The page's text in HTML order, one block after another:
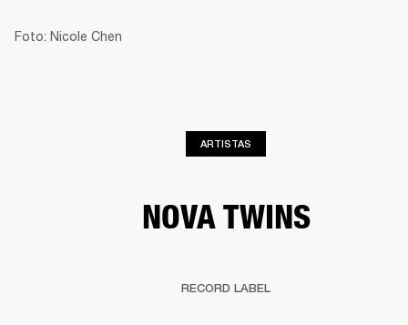
Foto: Nicole Chen
ARTISTAS
NOVA TWINS
RECORD LABEL